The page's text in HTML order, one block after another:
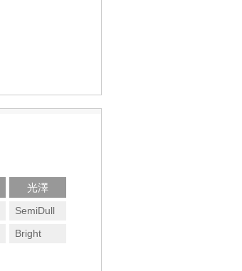
光澤
SemiDull
Bright